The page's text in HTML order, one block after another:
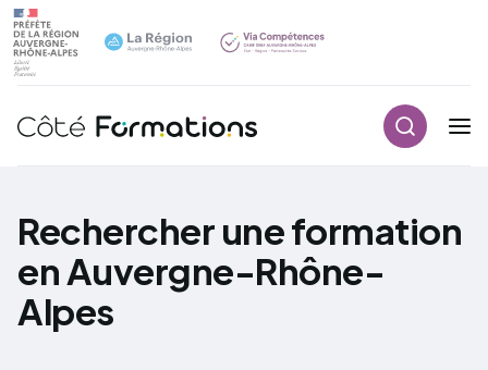
Navigation principale
Rechercher une formation
en Auvergne-Rhône-
Alpes